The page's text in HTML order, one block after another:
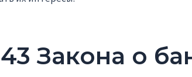
Закона о